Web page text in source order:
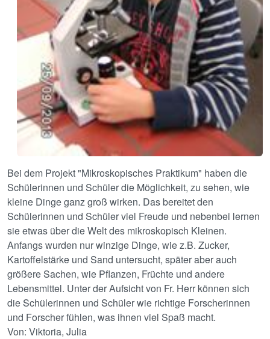
Bei dem Projekt "Mikroskopisches Praktikum" haben die
Schülerinnen und Schüler die Möglichkeit, zu sehen, wie
kleine Dinge ganz groß wirken. Das bereitet den
Schülerinnen und Schüler viel Freude und nebenbei lernen
sie etwas über die Welt des mikroskopisch Kleinen.
Anfangs wurden nur winzige Dinge, wie z.B. Zucker,
Kartoffelstärke und Sand untersucht, später aber auch
größere Sachen, wie Pflanzen, Früchte und andere
Lebensmittel. Unter der Aufsicht von Fr. Herr können sich
die Schülerinnen und Schüler wie richtige Forscherinnen
und Forscher fühlen, was ihnen viel Spaß macht.
Von: Viktoria, Julia